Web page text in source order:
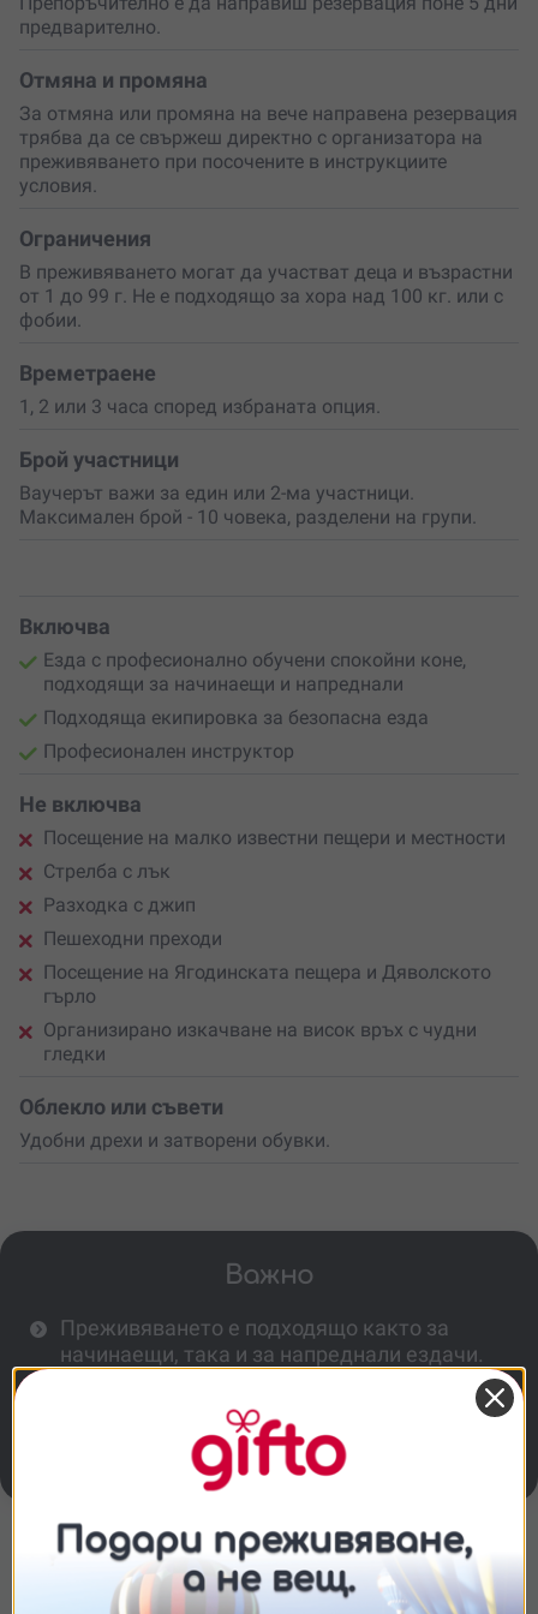
Особено вълнуващи са
орли и други животни в естествената им среда. За
любителите на фотографията районът предлага
безброй възможности за впечатляващи кадри и
незабравими спомени.
Подари си няколко часа свобода сред Родопите или
съчетава природа, спокойствие и приключение.
Понякога
далеч от шума и близо до истински важните неща.
предварително.
Отмяна и промяна
За отмяна или промяна на вече направена резервация
трябва да се свържеш директно с организатора на
преживяването при посочените в инструкциите
условия.
Ограничения
В преживяването могат да участват деца и възрастни
от 1 до 99 г. Не е подходящо за хора над 100 кг. или с
фобии.
Времетраене
1, 2 или 3 часа според избраната опция.
Брой участници
Ваучерът важи за един или 2-ма участници.
Максимален брой - 10 човека, разделени на групи.
Включва
Езда с професионално обучени спокойни коне,
подходящи за начинаещи и напреднали
Подходяща екипировка за безопасна езда
Професионален инструктор
Не включва
Посещение на малко известни пещери и местности
Стрелба с лък
Разходка с джип
Пешеходни преходи
Посещение на Ягодинската пещера и Дяволското
гърло
Организирано изкачване на висок връх с чудни
гледки
Облекло или съвети
Удобни дрехи и затворени обувки.
Важно
Преживяването е подходящо както за
начинаещи, така и за напреднали ездачи.
Допълнителните активности се заявяват
предварително и се заплащат отделно.
Повече информация
Съгласие Подробности Относно